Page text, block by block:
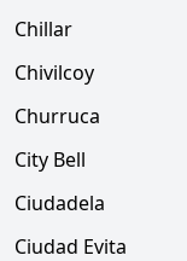
Chillar
Chivilcoy
Churruca
City Bell
Ciudadela
Ciudad Evita